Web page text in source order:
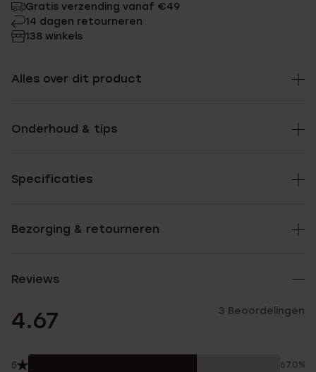
Gratis verzending vanaf €49
14 dagen retourneren
138 winkels
Alles over dit product
Onderhoud & tips
Specificaties
Bezorging & retourneren
Reviews
4.67 3 Beoordelingen
5 67.0%